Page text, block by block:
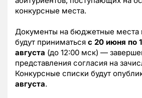
конкурсные места.
Документы на бюджетные места
будут приниматься с 20 июня по
августа (до 12:00 мск) —
представления согласия на
Конкурсные списки будут
августа.